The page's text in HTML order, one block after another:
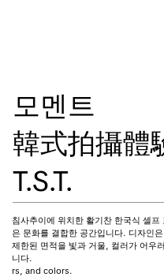
침사추이에 위치한 활기찬 한국식 셀
은 문화를 결합한 공간입니다. 디자인
제한된 면적을 빛과 거울, 컬러가 어우
니다.
rs, and colors.
모멘트
韓式拍攝體
T.S.T.